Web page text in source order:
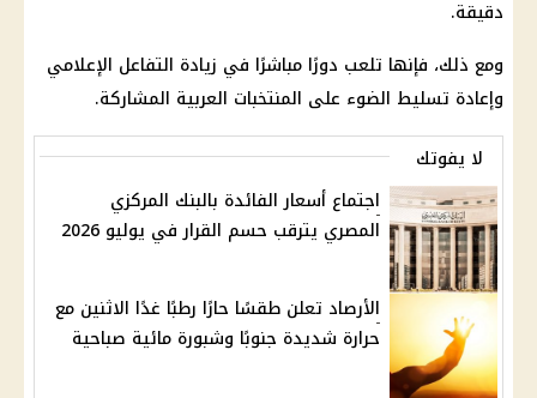
دقيقة.
ومع ذلك، فإنها تلعب دورًا مباشرًا في زيادة التفاعل الإعلامي
وإعادة تسليط الضوء على المنتخبات العربية المشاركة.
لا يفوتك
اجتماع أسعار الفائدة بالبنك المركزي
المصري يترقب حسم القرار في يوليو 2026
الأرصاد تعلن طقسًا حارًا رطبًا غدًا الاثنين مع
حرارة شديدة جنوبًا وشبورة مائية صباحية